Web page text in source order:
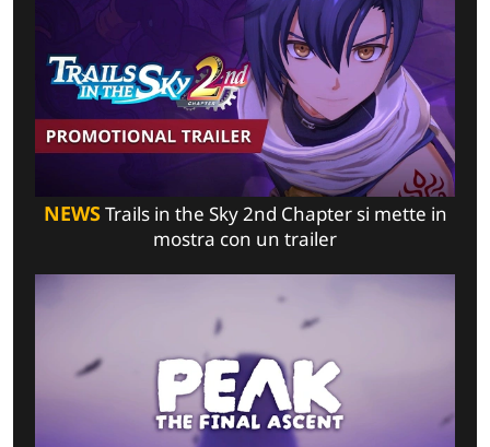
NEWSTrails in the Sky 2nd Chapter si mette in
mostra con un trailer